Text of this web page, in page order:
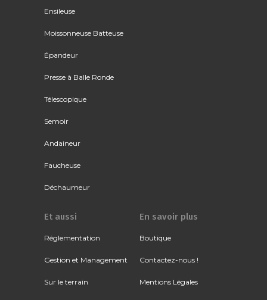
Ensileuse
Moissonneuse Batteuse
Épandeur
Presse à Balle Ronde
Télescopique
Semoir
Andaineur
Faucheuse
Déchaumeur
Et aussi
Réglementation
Gestion et Management
Sur le terrain
En savoir plus
Boutique
Contactez-nous !
Mentions Légales